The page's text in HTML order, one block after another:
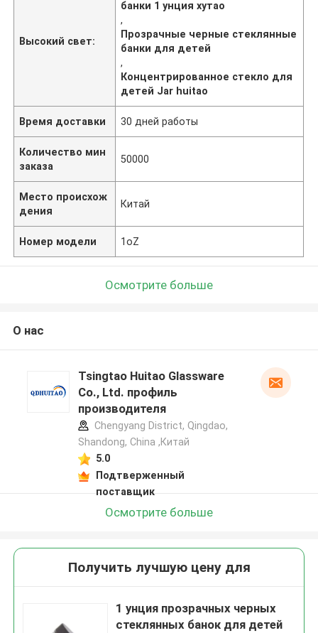
Высокий свет:
банки 1 унция хутао
,
Прозрачные черные стеклянные
банки для детей
,
Концентрированное стекло для
детей Jar huitao
Время доставки 30 дней работы
Количество мин
заказа
50000
Место происхож
дения
Китай
Номер модели 1oZ
Осмотрите больше
О нас
Tsingtao Huitao Glassware
Co., Ltd. профиль
производителя
Chengyang District, Qingdao,
Shandong, China ,Китай
5.0
Подтверженный
поставщик
Осмотрите больше
Получить лучшую цену для
1 унция прозрачных черных
стеклянных банок для детей